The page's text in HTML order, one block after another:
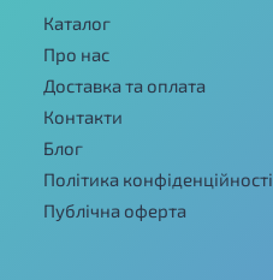
Каталог
Про нас
Доставка та оплата
Контакти
Блог
Політика конфіденційності
Публічна оферта